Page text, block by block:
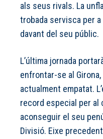
als seus rivals. La
trobada servisca per
davant del seu públic.
L’última jornada
enfrontar-se al
actualment empatat.
record especial per al
aconseguir el seu
Divisió. Eixe